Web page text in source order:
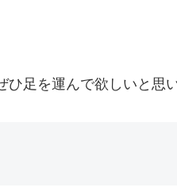
ひ足を運んで欲しいと思い